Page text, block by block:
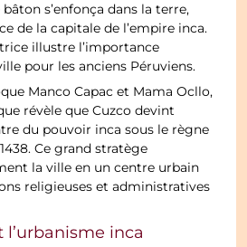
bâton s’enfonça dans la terre,
de la capitale de l’empire inca.
illustre l’importance
pour les anciens Péruviens.
Manco Capac et Mama Ocllo,
révèle que Cuzco devint
du pouvoir inca sous le règne
Ce grand stratège
la ville en un centre urbain
religieuses et administratives
l’urbanisme inca